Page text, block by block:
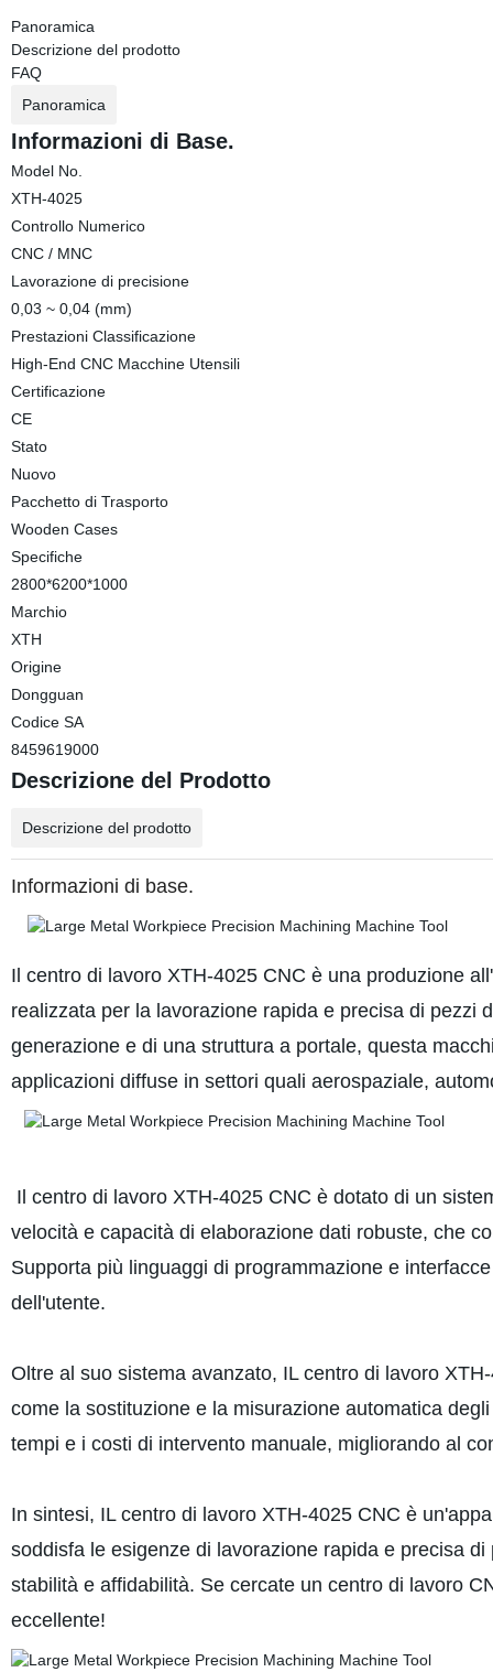
Panoramica
Descrizione del prodotto
FAQ
Panoramica
Informazioni di Base.
Model No.
XTH-4025
Controllo Numerico
CNC / MNC
Lavorazione di precisione
0,03 ~ 0,04 (mm)
Prestazioni Classificazione
High-End CNC Macchine Utensili
Certificazione
CE
Stato
Nuovo
Pacchetto di Trasporto
Wooden Cases
Specifiche
2800*6200*1000
Marchio
XTH
Origine
Dongguan
Codice SA
8459619000
Descrizione del Prodotto
Descrizione del prodotto
Informazioni di base.
Il centro di lavoro XTH-4025 CNC è una produzione
realizzata per la lavorazione rapida e precisa di pezzi
generazione e di una struttura a portale, questa
applicazioni diffuse in settori quali aerospaziale,
Il centro di lavoro XTH-4025 CNC è dotato di un
velocità e capacità di elaborazione dati robuste, che
Supporta più linguaggi di programmazione e
dell'utente.
Oltre al suo sistema avanzato, IL centro di lavoro
come la sostituzione e la misurazione automatica
tempi e i costi di intervento manuale, migliorando al
In sintesi, IL centro di lavoro XTH-4025 CNC è
soddisfa le esigenze di lavorazione rapida e precisa
stabilità e affidabilità. Se cercate un centro di lavoro
eccellente!